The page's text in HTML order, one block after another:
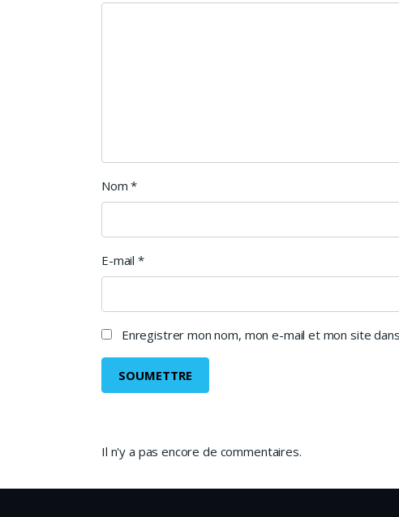
Nom*
E-mail *
Enregistrer mon nom, mon e-mail et mon site
Il n'y a pas encore de commentaires.